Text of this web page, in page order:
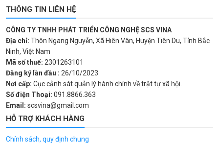
THÔNG TIN LIÊN HỆ
CÔNG TY TNHH PHÁT TRIỂN CÔNG NGHỆ SCS VINA
Địa chỉ: Thôn Ngang Nguyễn, Xã Hiên Vân, Huyện Tiên Du, Tỉnh Bắc
Ninh, Việt Nam
Mã số thuế: 2301263101
Đăng ký lần đầu : 26/10/2023
Nơi cấp: Cục cảnh sát quản lý hành chính về trật tự xã hội.
Số điện Thoại: 091.8866.363
Email: scsvina@gmail.com
HỖ TRỢ KHÁCH HÀNG
Chính sách, quy định chung